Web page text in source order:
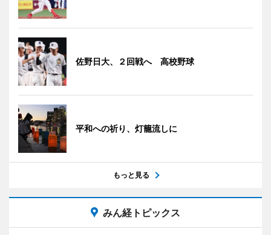
佐野日大、２回戦へ 高校野球
平和への祈り、灯籠流しに
もっと見る
みん経トピックス